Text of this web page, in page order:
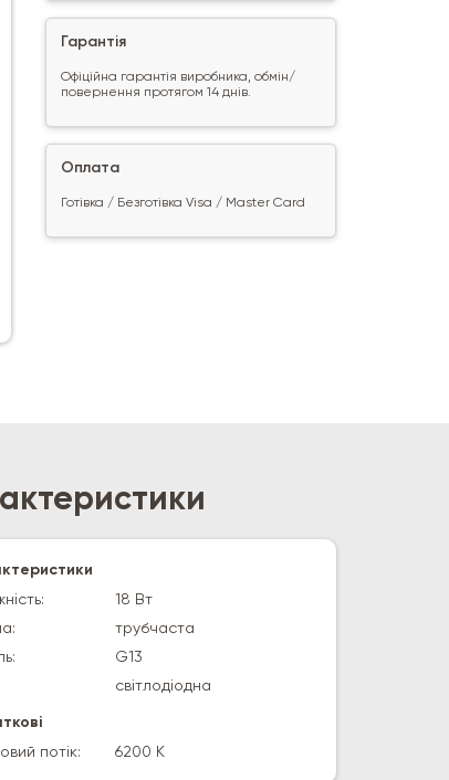
Гарантія
Офіційна гарантія виробника, обмін/
повернення протягом 14 днів.
Оплата
Готівка / Безготівка Visa / Master Card
18 Вт
трубчаста
G13
світлодіодна
потік:
6200 К